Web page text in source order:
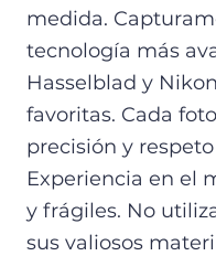
medida.
tecnología más
Hasselblad y
favoritas. Cada
precisión y
Experiencia en el
y frágiles. No
sus valiosos